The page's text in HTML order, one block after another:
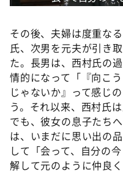
その後、夫婦は度重な
氏、次男を元夫が引き
た。長男は、西村氏の
情的になって「『向こ
じゃないか』って感じ
う。それ以来、西村氏
でも、彼女の息子たち
は、いまだに思い出の
して「会って、自分の
解して元のように仲良